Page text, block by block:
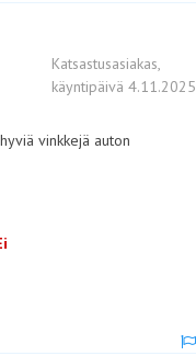
Katsastusasiakas,
käyntipäivä 4.11.2025
vinkkejä auton